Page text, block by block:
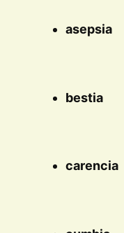
asepsia
bestia
carencia